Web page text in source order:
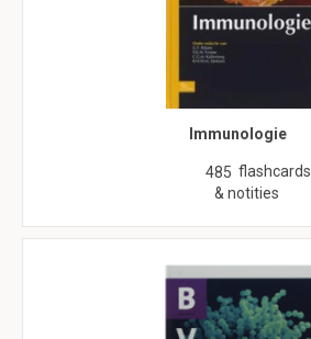
Immunologie
485 flashcards
& notities